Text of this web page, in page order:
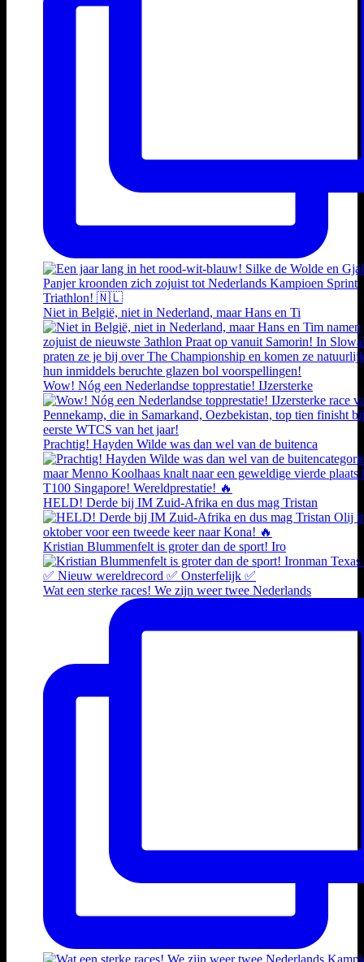
Niet in België, niet in Nederland, maar Hans en Ti
Wow! Nóg een Nederlandse topprestatie! IJzersterke
Prachtig! Hayden Wilde was dan wel van de buitenca
HELD! Derde bij IM Zuid-Afrika en dus mag Tristan
Kristian Blummenfelt is groter dan de sport! Iro
Wat een sterke races! We zijn weer twee Nederlands